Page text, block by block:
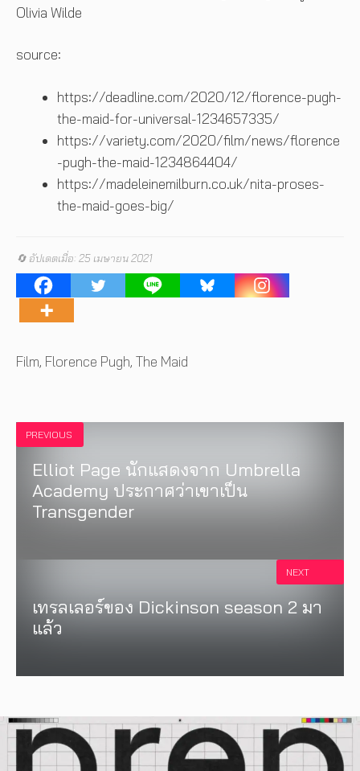
Olivia Wilde
source:
https://deadline.com/2020/12/florence-pugh-
the-maid-for-universal-1234657335/
https://variety.com/2020/film/news/florence
-pugh-the-maid-1234864404/
https://madeleinemilburn.co.uk/nita-proses-
the-maid-goes-big/
🔄 อัปเดตเมื่อ: 25 เมษายน 2021
Tags
Film, Florence Pugh, The Maid
PREVIOUS
Elliot Page นักแสดงจาก Umbrella
Academy ประกาศว่าเขาเป็น
Transgender
เทรลเลอร์ของ Dickinson season 2 มา
แล้ว
NEXT